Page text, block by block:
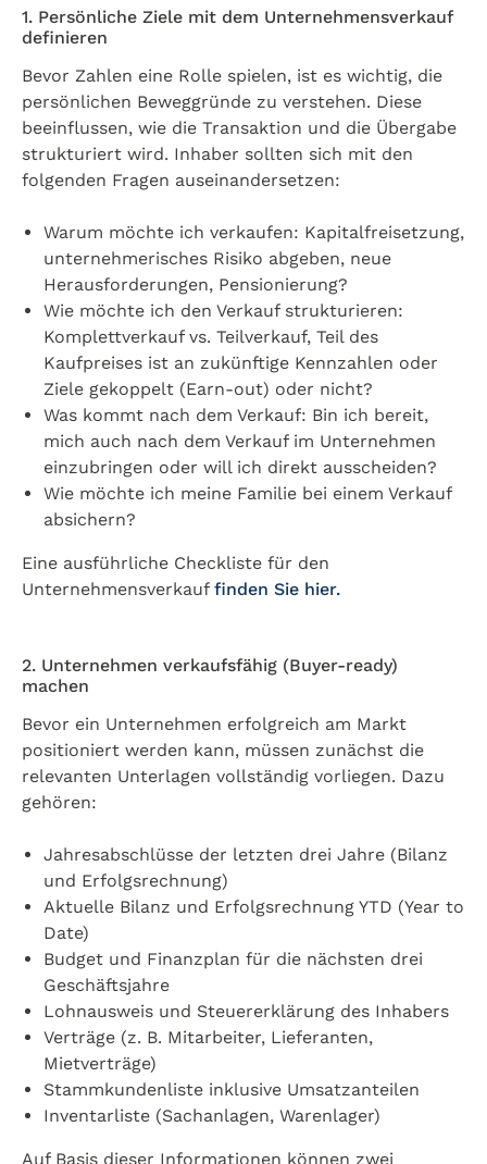
1. Persönliche Ziele mit dem Unternehmensverkauf
definieren
Bevor Zahlen eine Rolle spielen, ist es wichtig, die
persönlichen Beweggründe zu verstehen. Diese
beeinflussen, wie die Transaktion und die Übergabe
strukturiert wird. Inhaber sollten sich mit den
folgenden Fragen auseinandersetzen:
Warum möchte ich verkaufen: Kapitalfreisetzung,
unternehmerisches Risiko abgeben, neue
Herausforderungen, Pensionierung?
Wie möchte ich den Verkauf strukturieren:
Komplettverkauf vs. Teilverkauf, Teil des
Kaufpreises ist an zukünftige Kennzahlen oder
Ziele gekoppelt (Earn-out) oder nicht?
Was kommt nach dem Verkauf: Bin ich bereit,
mich auch nach dem Verkauf im Unternehmen
einzubringen oder will ich direkt ausscheiden?
Wie möchte ich meine Familie bei einem Verkauf
absichern?
Eine ausführliche Checkliste für den
Unternehmensverkauf finden Sie hier.
2. Unternehmen verkaufsfähig (Buyer-ready)
machen
Bevor ein Unternehmen erfolgreich am Markt
positioniert werden kann, müssen zunächst die
relevanten Unterlagen vollständig vorliegen. Dazu
gehören:
Jahresabschlüsse der letzten drei Jahre (Bilanz
und Erfolgsrechnung)
Aktuelle Bilanz und Erfolgsrechnung YTD (Year to
Date)
Budget und Finanzplan für die nächsten drei
Geschäftsjahre
Lohnausweis und Steuererklärung des Inhabers
Verträge (z. B. Mitarbeiter, Lieferanten,
Mietverträge)
Stammkundenliste inklusive Umsatzanteilen
Inventarliste (Sachanlagen, Warenlager)
Auf Basis dieser Informationen können zwei